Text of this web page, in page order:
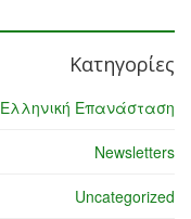
Κατηγορίες
Επανάσταση
Newsletters
Uncategorized